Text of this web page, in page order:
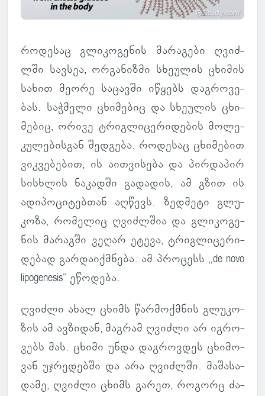
რო­დე­საც გლი­კო­გე­ნის მა­რა­გები ღვიძ­
ლში სავ­სეა, ორ­გა­ნიზმი სხე­უ­ლის ცხი­მის
სახით მეორე სა­ცავში იწყებს დაგ­რო­ვე­
ბას. საჭ­მელი ცხი­მე­ბიც და სხე­უ­ლის ცხი­
მე­ბიც, ორივე ტრიგ­ლი­ცე­რი­დე­ბის მო­ლე­
კუ­ლე­ბის­გან შედ­გება. რო­დე­საც ცხი­მე­ბით
ვიკ­ვე­ბე­ბით, ის აით­ვი­სება და პირ­და­პირ
სის­ხლის ნა­კადში გა­და­დის, ამ გზით ის
ადი­პო­ცი­ტებ­თან აღ­წევს. ზედ­მეტი გლუ­
კოზა, რო­მე­ლიც ღვიძ­ლშია და გლი­კო­გე­
ნის მა­რაგში ვეღარ ეტევა, ტრიგ­ლი­ცე­რი­
დე­ბად გარ­და­იქ­მნება. ამ პრო­ცესს „de novo
lipogenesis“ ეწო­დება.
ღვიძლი ახალ ცხიმს წარ­მოქ­მნის გლუ­კო­
ზის ამ ავ­ზი­დან, მაგ­რამ ღვიძლი არ იგ­რო­
ვებს მას. ცხიმი უნდა დაგ­როვ­დეს ცხი­მო­
ვან უჯრე­დებში და არა ღვიძ­ლში. მა­შა­სა­
დამე, ღვიძლი ცხიმს გარეთ, რო­გორც ძა­